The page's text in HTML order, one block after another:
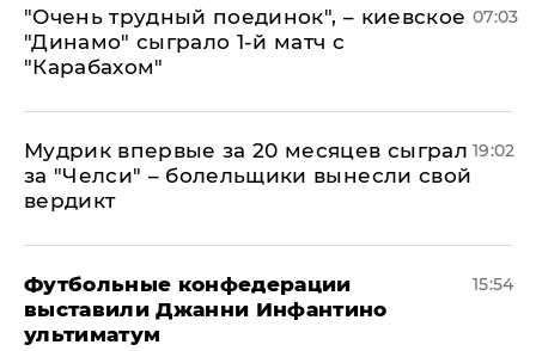
"Очень трудный поединок", – киевское
"Динамо" сыграло 1-й матч с
"Карабахом"
07:03
Мудрик впервые за 20 месяцев сыграл
за "Челси" – болельщики вынесли свой
вердикт
19:02
Футбольные конфедерации
выставили Джанни Инфантино
ультиматум
15:54